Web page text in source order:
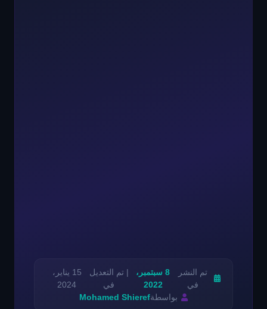
تم النشر
في
8 سبتمبر،
2022
| تم التعديل
في
15 يناير،
2024
بواسطةMohamed Shieref